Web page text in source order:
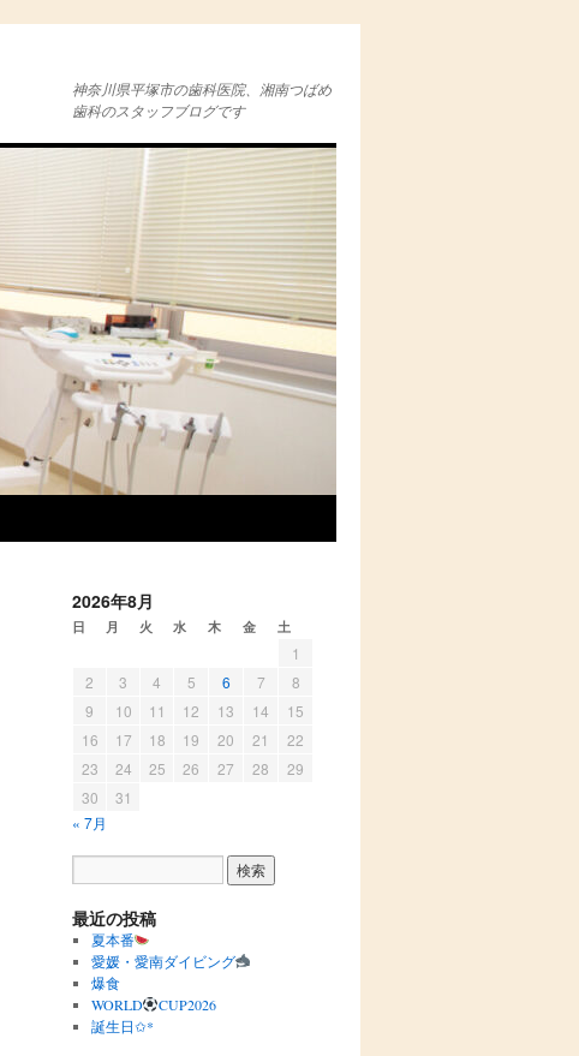
神奈川県平塚市の歯科医院、湘南つばめ
歯科のスタッフブログです
2026年8月
日 月 火 水 木 金 土
1
2
3 4 5 6 7
8
9
10 11 12 13 14
15
16
17 18 19 20 21
22
23
24 25 26 27 28
29
30
31
« 7月
最近の投稿
夏本番
愛媛・愛南ダイビング
爆食
WORLD
CUP2026
誕生日✩︎*